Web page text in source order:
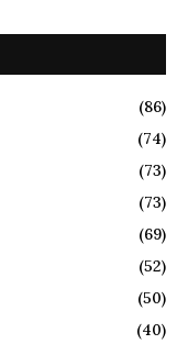
(86)
(74)
(73)
(73)
(69)
(52)
(50)
(40)